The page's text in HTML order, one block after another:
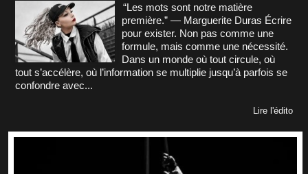
“Les mots sont notre matière
première.” — Marguerite Duras Écrire
pour exister. Non pas comme une
formule, mais comme une nécessité.
Dans un monde où tout circule, où
tout s’accélère, où l’information se multiplie jusqu’à parfois se
confondre avec...
Lire l'édito